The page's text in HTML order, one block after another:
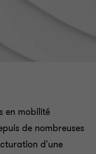
en mobilité
de nombreuses
d'une